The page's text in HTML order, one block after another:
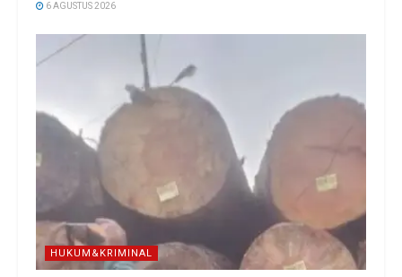
6 AGUSTUS 2026
HUKUM&KRIMINAL